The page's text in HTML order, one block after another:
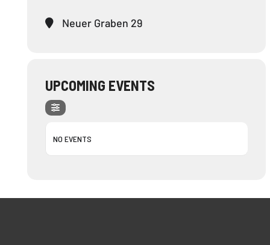
Neuer Graben 29
UPCOMING EVENTS
NO EVENTS